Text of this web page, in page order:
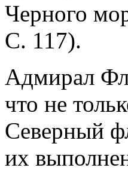
Черного
С. 117).
Адмирал
что не
Северный
их